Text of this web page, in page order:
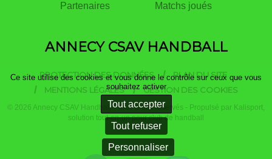
Partenaires Matchs joués
ANNECY CSAV HANDBALL
PROTECTION DES DONNÉES
PLAN DU SITE
MENTIONS LÉGALES
GESTION DES COOKIES
© 2026 Annecy CSAV Handball - Tous droits réservés - Propulsé par Kalisport,
solution tout-en-un pour club de handball
Ce site utilise des cookies et vous donne le contrôle sur ceux que vous
souhaitez activer
Tout accepter
Tout refuser
Personnaliser